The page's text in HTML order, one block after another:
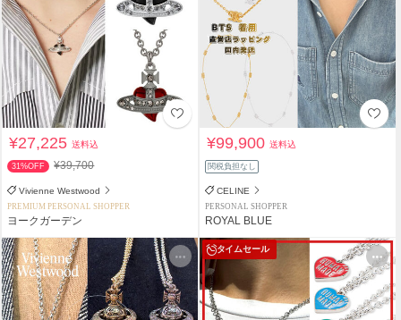
¥27,225送料込
31%OFF ¥39,700
Vivienne Westwood
PREMIUM PERSONAL SHOPPER
ヨークガーデン
¥99,900送料込
関税負担なし
CELINE
PERSONAL SHOPPER
ROYAL BLUE
タイムセール